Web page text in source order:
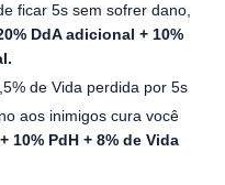
ficar 5s sem sofrer dano,
DdA adicional + 10%
de Vida perdida por 5s
aos inimigos cura você
10% PdH + 8% de Vida